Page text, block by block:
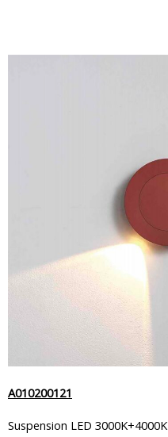
A010200121
Suspension LED 3000K+4000K